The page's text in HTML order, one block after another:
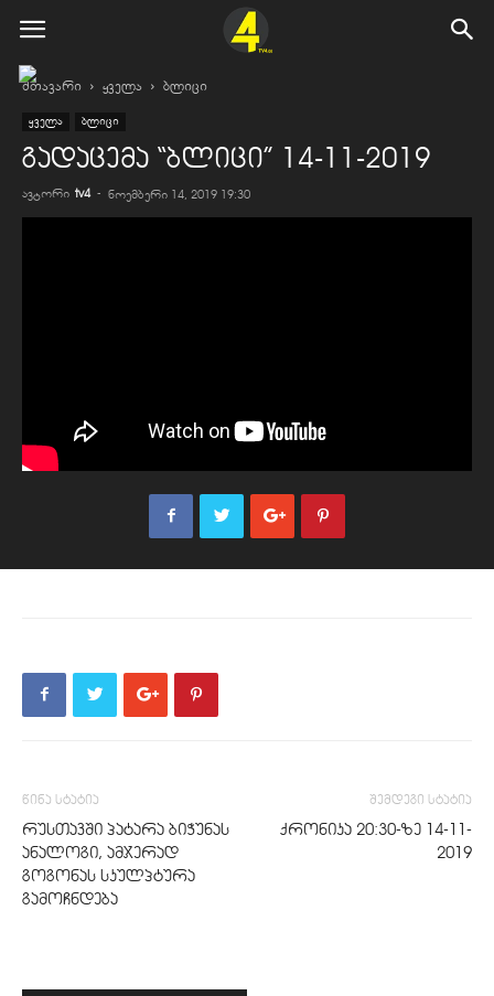
მთავარი ყველა ბლიცი
ყველა ბლიცი
გადაცემა “ბლიცი” 14-11-2019
ავტორი tv4 - ნოემბერი 14, 2019 19:30
წინა სტატია
რუსთავში პატარა ბიჭუნას
ანალოგი, ამჯერად
გოგონას სკულპტურა
გამოჩნდება
შემდეგი სტატია
ქრონიკა 20:30-ზე 14-11-
2019